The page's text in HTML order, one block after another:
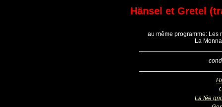
Hänsel et Gretel
au même programme: Les
La
La fée